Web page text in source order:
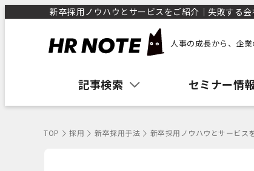
新卒採用ノウハウとサービスをご紹介｜失敗する
人事の成長から、企
記事検索 セミナー情
TOP 採用 新卒採用手法 新卒採用ノウハウとサービス